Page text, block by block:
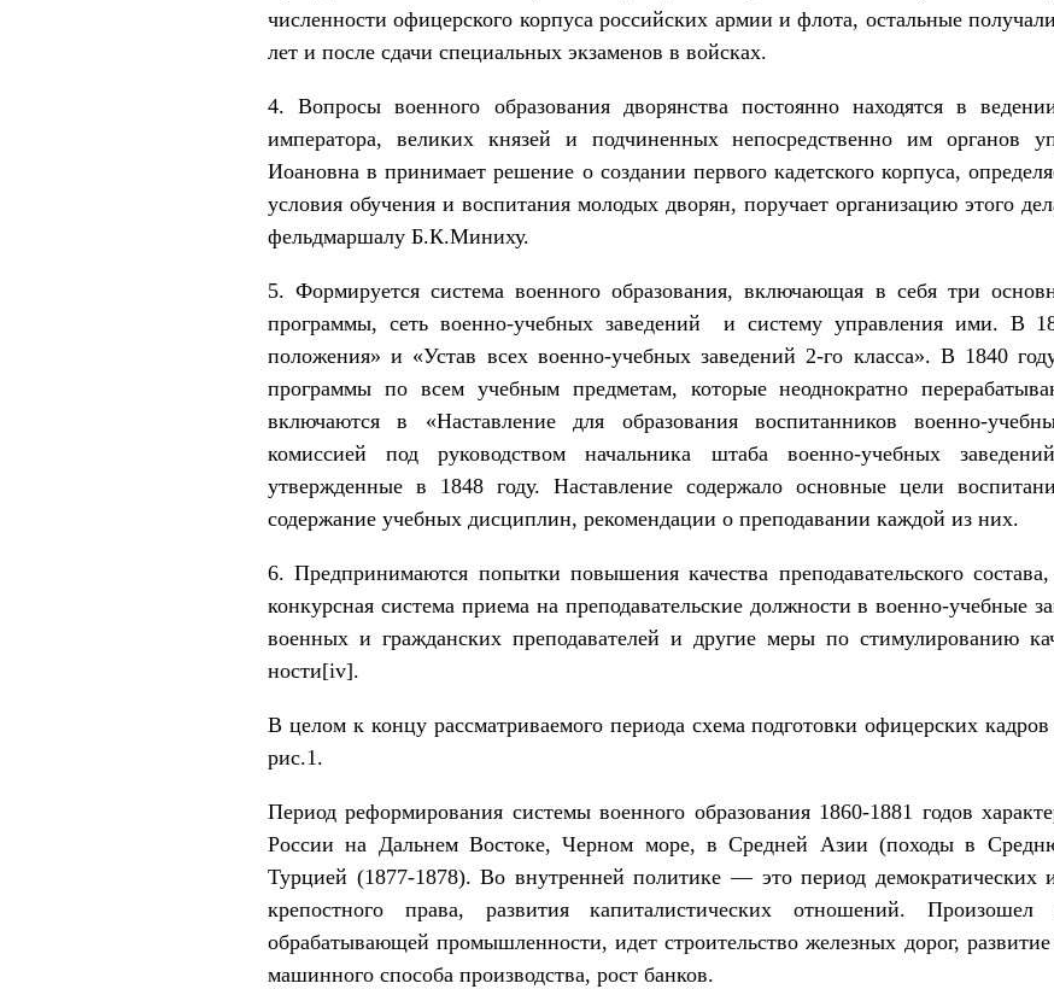
численности офицерского корпуса российских армии и флота, остальные
лет и после сдачи специальных экзаменов в войсках.
4. Вопросы военного образования дворянства постоянно находят­ся в
императора, великих князей и подчиненных непосредственно им органов
Иоановна в принимает решение о создании первого кадетского корпуса,
усло­вия обучения и воспитания молодых дворян, поручает организацию этого
фельдмаршалу Б.К.Миниху.
5. Формируется система военного образования, включающая в се­бя три
программы, сеть военно-учебных заведений и систему управле­ния ими. В
положения» и «Устав всех военно-учебных заведений 2-го класса». В 1840
программы по всем учебным предметам, которые неоднократно
включаются в «Наставление для образования воспитанников воен­но-
комиссией под руководством начальника штаба военно-учебных
утвержденные в 1848 году. Наставление содержало основные цели
содержание учебных дисциплин, рекомендации о преподавании каждой из них.
6. Предпринимаются попытки повышения качества преподаватель­ского
конкурсная система приема на преподавательские должности в военно-учебные
военных и гражданских преподавателей и другие меры по стимулированию
ности[iv].
В целом к концу рассматриваемого периода схема подготовки офицерских
рис.1.
Период реформирования системы военного образования 1860-1881 годов
России на Дальнем Востоке, Черном море, в Средней Азии (походы в
Турцией (1877-1878). Во внутренней политике — это период
крепостного права, развития капиталистических отношений.
обрабатывающей промышленности, идет строительство железных дорог,
машинного способа производства, рост банков.